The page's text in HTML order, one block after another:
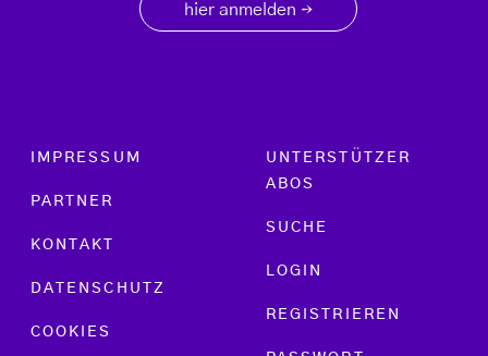
hier anmelden →
Footer menu
IMPRESSUM
PARTNER
KONTAKT
DATENSCHUTZ
COOKIES
UNTERSTÜTZER
ABOS
SUCHE
LOGIN
REGISTRIEREN